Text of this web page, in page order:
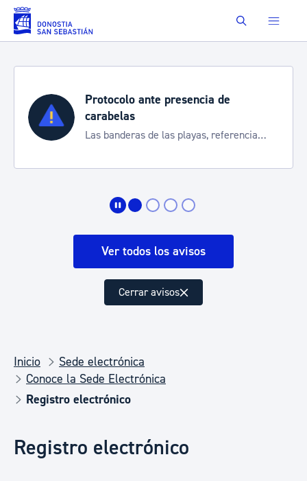
Saltar al contenido principal Buscar
Protocolo ante presencia de
carabelas
Las banderas de las playas, referencia
Ver todos los avisos
Cerrar avisos
Inicio
Sede electrónica
Conoce la Sede Electrónica
Registro electrónico
Registro electrónico